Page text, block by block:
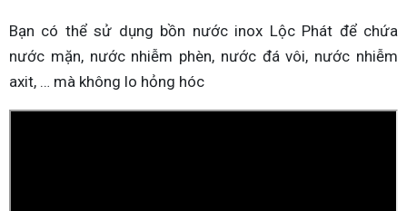
Bạn có thể sử dụng bồn nước inox Lộc Phát để chứa
nước mặn, nước nhiễm phèn, nước đá vôi, nước nhiễm
axit, … mà không lo hỏng hóc